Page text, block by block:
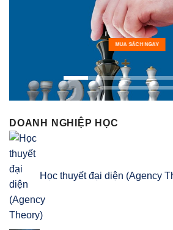
MUA SÁCH NGAY
DOANH NGHIỆP HỌC
Học thuyết đại diện (Agency